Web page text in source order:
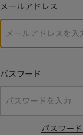
メールアドレス
パスワード
パスワー